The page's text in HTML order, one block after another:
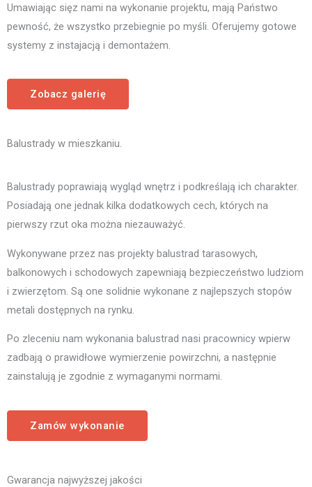
Umawiając sięz nami na wykonanie projektu, mają Państwo
pewność, że wszystko przebiegnie po myśli. Oferujemy gotowe
systemy z instajacją i demontażem.
Zobacz galerię
Balustrady w mieszkaniu.
Balustrady poprawiają wygląd wnętrz i podkreślają ich charakter.
Posiadają one jednak kilka dodatkowych cech, których na
pierwszy rzut oka można niezauważyć.
Wykonywane przez nas projekty balustrad tarasowych,
balkonowych i schodowych zapewniają bezpieczeństwo ludziom
i zwierzętom. Są one solidnie wykonane z najlepszych stopów
metali dostępnych na rynku.
Po zleceniu nam wykonania balustrad nasi pracownicy wpierw
zadbają o prawidłowe wymierzenie powirzchni, a następnie
zainstalują je zgodnie z wymaganymi normami.
Zamów wykonanie
Gwarancja najwyższej jakości